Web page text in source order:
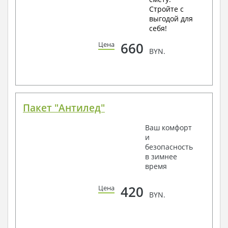
Стройте с
выгодой для
себя!
Цена 660 BYN.
Пакет "Антилед"
Ваш комфорт
и
безопасность
в зимнее
время
Цена 420 BYN.